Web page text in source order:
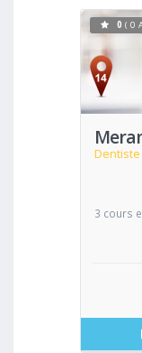
Dentiste
0 ( 0
3 cours